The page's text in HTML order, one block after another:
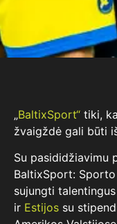
„BaltixSport“ tiki,
žvaigždė gali būti
Su pasididžiavimu
BaltixSport:
sujungti
ir Estijos su